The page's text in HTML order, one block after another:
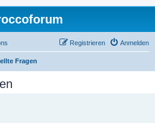
Anmelden
Registrieren
Fragen